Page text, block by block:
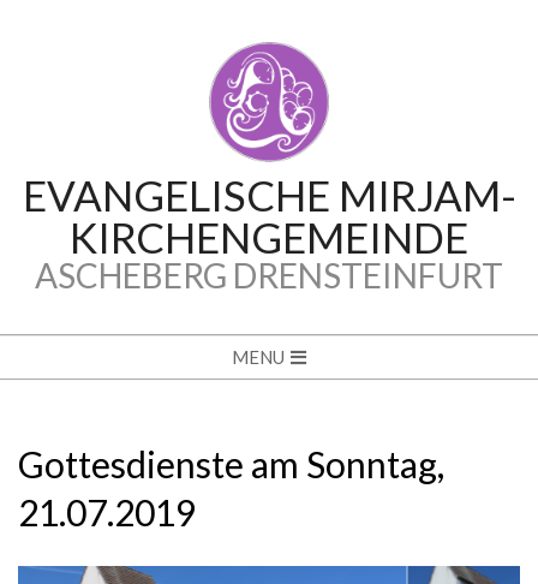
EVANGELISCHE MIRJAM-
KIRCHENGEMEINDE
ASCHEBERG DRENSTEINFURT
Navigation
MENU
Gottesdienste am Sonntag,
21.07.2019